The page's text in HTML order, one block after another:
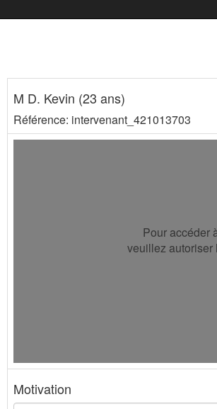
M D. Kevin (23 ans)
Référence: intervenant_421013703
Pour accéder
veuillez autoriser
Motivation